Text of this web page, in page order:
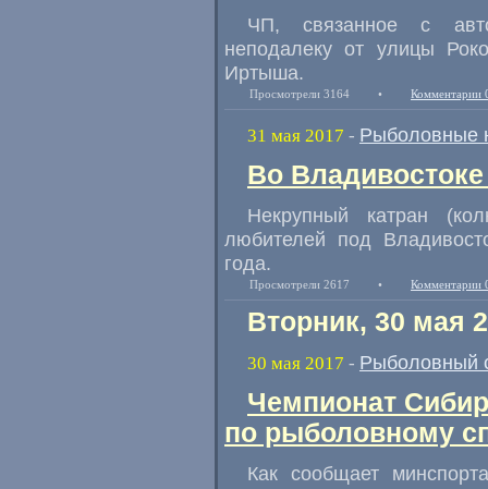
ЧП,
связанное с
неподалеку от улицы
Иртыша.
Просмотрели 3164 • Комментарии
31 мая 2017 - Рыболовные
Во
Некрупный катран (
любителей под
года.
Просмотрели 2617 • Комментарии
Вторник, 30 мая
30 мая 2017 - Рыболовный
Чемпионат
по рыболовному
Как сообщает